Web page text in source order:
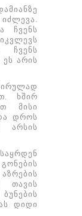
ჩვენს
ჩვენს
არის
ხშირ
მისი
დროს
არსის
თავის
დიდი